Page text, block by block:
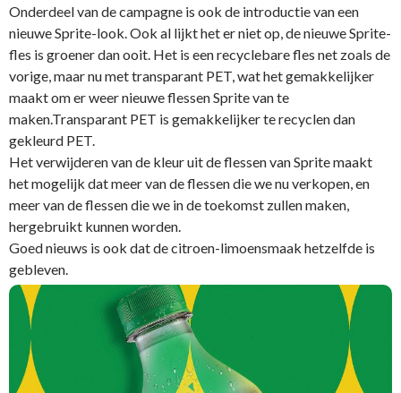
Onderdeel van de campagne is ook de introductie van een
nieuwe Sprite-look. Ook al lijkt het er niet op, de nieuwe Sprite-
fles is groener dan ooit. Het is een recyclebare fles net zoals de
vorige, maar nu met transparant PET, wat het gemakkelijker
maakt om er weer nieuwe flessen Sprite van te
maken.Transparant PET is gemakkelijker te recyclen dan
gekleurd PET.
Het verwijderen van de kleur uit de flessen van Sprite maakt
het mogelijk dat meer van de flessen die we nu verkopen, en
meer van de flessen die we in de toekomst zullen maken,
hergebruikt kunnen worden.
Goed nieuws is ook dat de citroen-limoensmaak hetzelfde is
gebleven.